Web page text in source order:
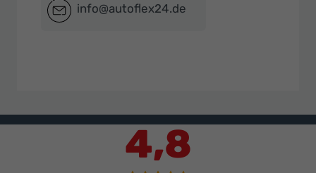
info@autoflex24.de
4,8